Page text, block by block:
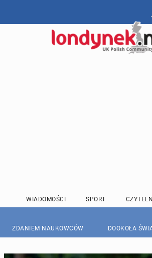
WIADOMOŚCI SPORT
ZDANIEM NAUKOWCÓW DOOKOŁA